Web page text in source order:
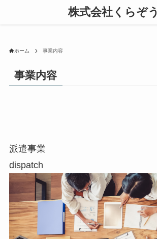
株式会社くらぞう
ホーム 事業内容
事業内容
派遣事業
dispatch